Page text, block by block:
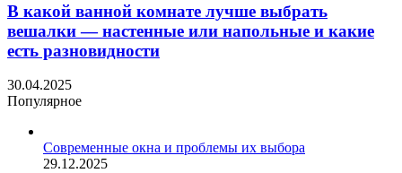
В какой ванной комнате лучше выбрать
вешалки — настенные или напольные и какие
есть разновидности
30.04.2025
Популярное
Современные окна и проблемы их выбора
29.12.2025